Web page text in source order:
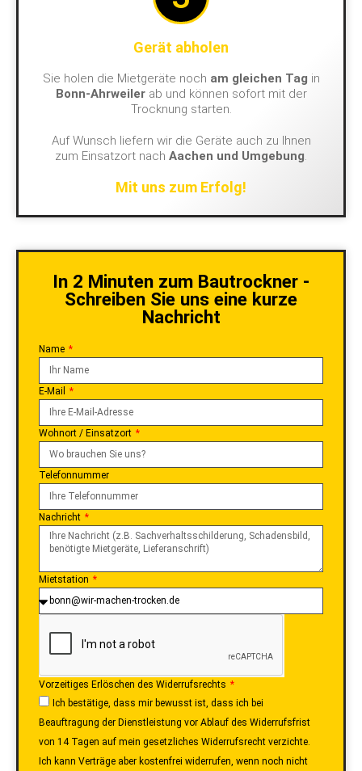
Gerät abholen
Sie holen die Mietgeräte noch am gleichen Tag in
Bonn-Ahrweilerab und können sofort mit der
Trocknung starten.
Auf Wunsch liefern wir die Geräte auch zu Ihnen
zum Einsatzort nach Aachen und Umgebung.
Mit uns zum Erfolg!
In 2 Minuten zum Bautrockner -
Schreiben Sie uns eine kurze
Nachricht
Name
E-Mail
Wohnort / Einsatzort
Telefonnummer
Nachricht
Mietstation
Vorzeitiges Erlöschen des Widerrufsrechts
Ich bestätige, dass mir bewusst ist, dass ich bei
Beauftragung der Dienstleistung vor Ablauf des Widerrufsfrist
von 14 Tagen auf mein gesetzliches Widerrufsrecht verzichte.
Ich kann Verträge aber kostenfrei widerrufen, wenn noch nicht